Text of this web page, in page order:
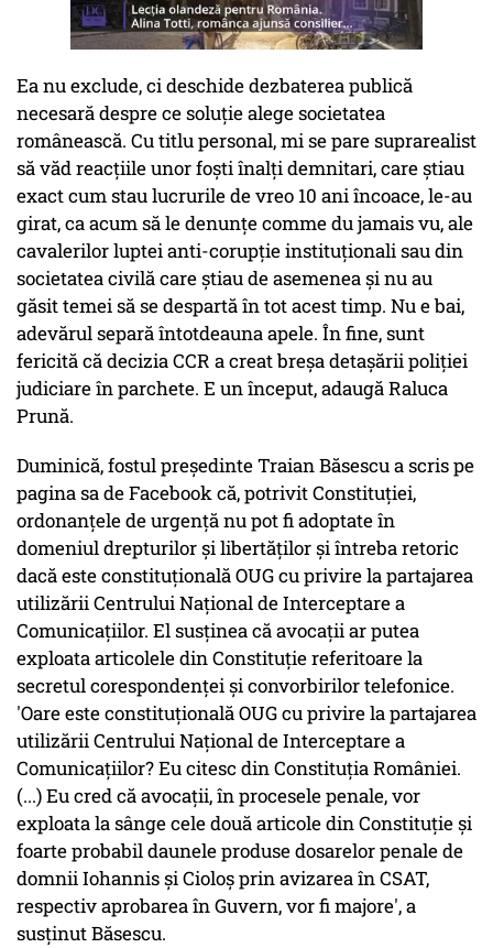
Ea nu exclude, ci deschide dezbaterea publică
necesară despre ce soluţie alege societatea
românească. Cu titlu personal, mi se pare suprarealist
să văd reacţiile unor foşti înalţi demnitari, care ştiau
exact cum stau lucrurile de vreo 10 ani încoace, le-au
girat, ca acum să le denunţe comme du jamais vu, ale
cavalerilor luptei anti-corupţie instituţionali sau din
societatea civilă care ştiau de asemenea şi nu au
găsit temei să se despartă în tot acest timp. Nu e bai,
adevărul separă întotdeauna apele. În fine, sunt
fericită că decizia CCR a creat breşa detaşării poliţiei
judiciare în parchete. E un început, adaugă Raluca
Prună.
Duminică, fostul preşedinte Traian Băsescu a scris pe
pagina sa de Facebook că, potrivit Constituţiei,
ordonanţele de urgenţă nu pot fi adoptate în
domeniul drepturilor şi libertăţilor şi întreba retoric
dacă este constituţională OUG cu privire la partajarea
utilizării Centrului Naţional de Interceptare a
Comunicaţiilor. El susţinea că avocaţii ar putea
exploata articolele din Constituţie referitoare la
secretul corespondenţei şi convorbirilor telefonice.
'Oare este constituţională OUG cu privire la partajarea
utilizării Centrului Naţional de Interceptare a
Comunicaţiilor? Eu citesc din Constituţia României.
(...) Eu cred că avocaţii, în procesele penale, vor
exploata la sânge cele două articole din Constituţie şi
foarte probabil daunele produse dosarelor penale de
domnii Iohannis şi Cioloş prin avizarea în CSAT,
respectiv aprobarea în Guvern, vor fi majore', a
susţinut Băsescu.